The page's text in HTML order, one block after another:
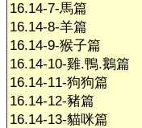
16.14-7-馬篇
16.14-8-羊篇
16.14-9-猴子篇
16.14-10-雞.鴨.鵝篇
16.14-11-狗狗篇
16.14-12-豬篇
16.14-13-貓咪篇